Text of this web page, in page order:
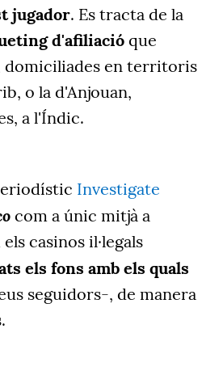
jugador. Es tracta de la
d'afiliacióque
domiciliades en territoris
o la d'Anjouan,
a l'Índic.
Investigate
com a únic mitjà a
casinos il·legals
els fons amb els quals
seguidors-, de manera